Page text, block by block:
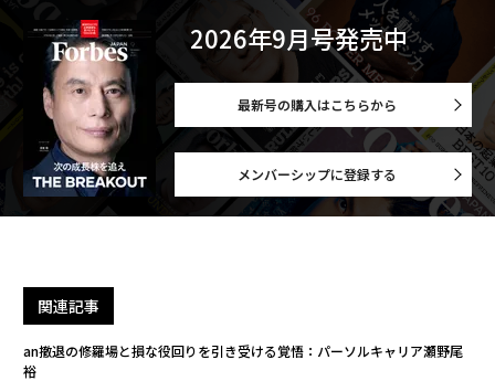
2026年9月号発売中
最新号の購入はこちらから
メンバーシップに登録する
関連記事
an撤退の修羅場と損な役回りを引き受ける覚悟：パーソルキャリア瀬野尾
裕